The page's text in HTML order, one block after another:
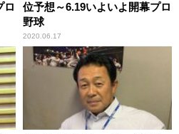
ロ
位予想～6.19いよいよ開幕プロ
野球
2020.06.17